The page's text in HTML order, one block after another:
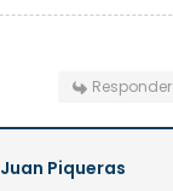
Responder
Juan Piqueras